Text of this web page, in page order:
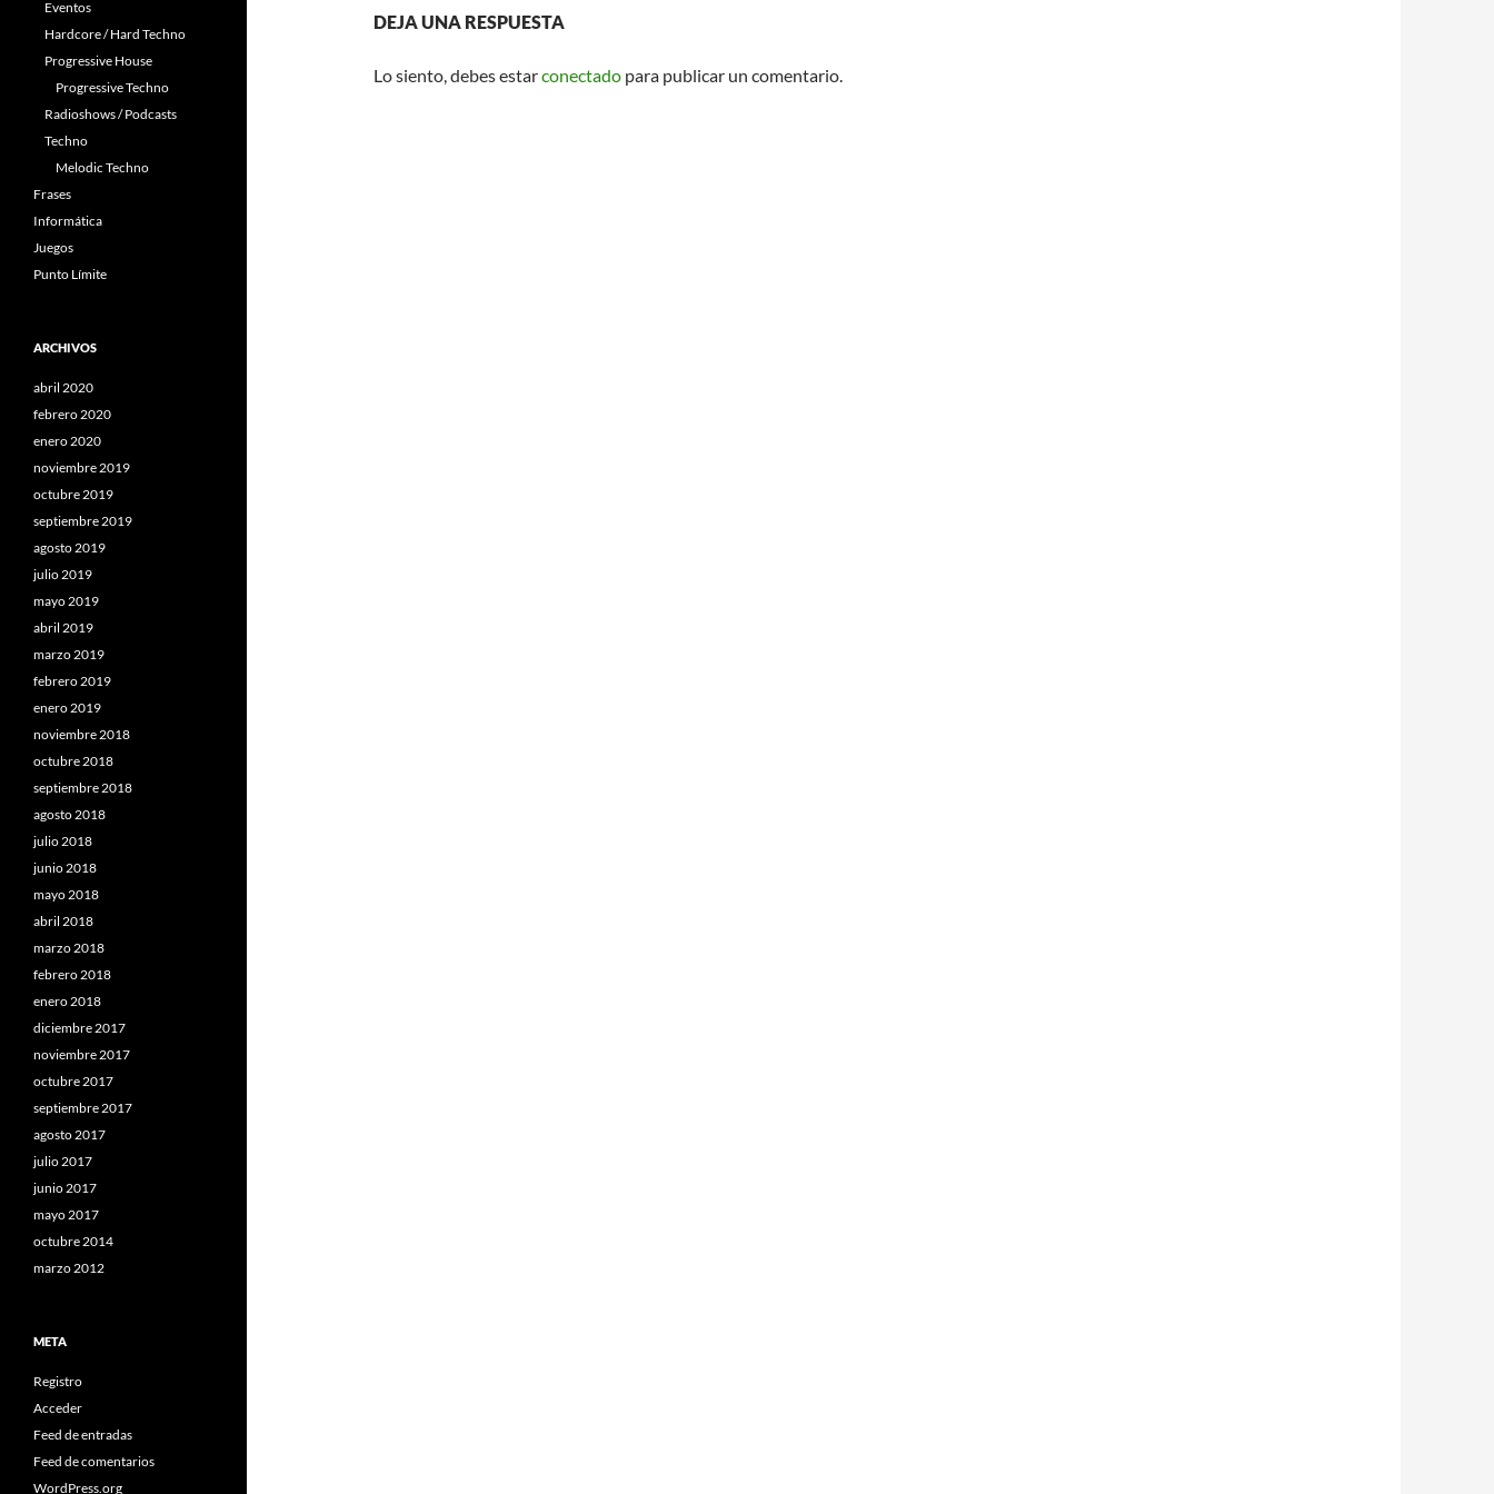
DEJA UNA RESPUESTA
Lo siento, debes estarconectado para publicar un comentario.
Eventos
Hardcore / Hard Techno
Progressive House
Progressive Techno
Radioshows / Podcasts
Techno
Melodic Techno
Frases
Informática
Juegos
Punto Límite
ARCHIVOS
abril 2020
febrero 2020
enero 2020
noviembre 2019
octubre 2019
septiembre 2019
agosto 2019
julio 2019
mayo 2019
abril 2019
marzo 2019
febrero 2019
enero 2019
noviembre 2018
octubre 2018
septiembre 2018
agosto 2018
julio 2018
junio 2018
mayo 2018
abril 2018
marzo 2018
febrero 2018
enero 2018
diciembre 2017
noviembre 2017
octubre 2017
septiembre 2017
agosto 2017
julio 2017
junio 2017
mayo 2017
octubre 2014
marzo 2012
META
Registro
Acceder
Feed de entradas
Feed de comentarios
WordPress.org